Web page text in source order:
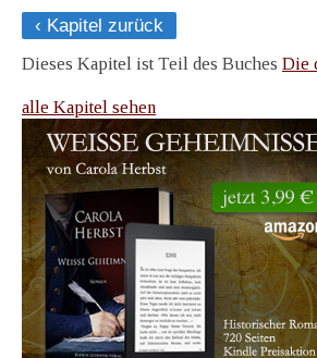
‹ Kapitel zurück
Dieses Kapitel ist Teil des Buches Die
alle Kapitel sehen